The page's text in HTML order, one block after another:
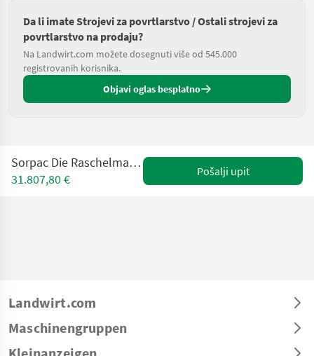
Da li imate Strojevi za povrtlarstvo / Ostali strojevi za
povrtlarstvo na prodaju?
Na Landwirt.com možete dosegnuti više od 545.000
registrovanih korisnika.
Objavi oglas besplatno
Sorpac Die Raschelmaschine - Fischbein (RF100)
31.807,80 €
Pošalji upit
Landwirt.com
Maschinengruppen